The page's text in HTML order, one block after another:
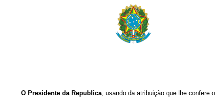
O Presidente da Republica, usando da atribuição que lhe confere